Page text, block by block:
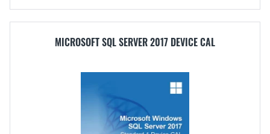
MICROSOFT SQL SERVER 2017 DEVICE CAL